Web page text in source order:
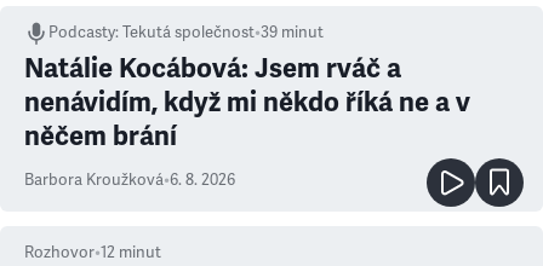
Podcasty:Tekutá společnost•39 minut
Natálie Kocábová: Jsem rváč a
nenávidím, když mi někdo říká ne a v
něčem brání
Barbora Kroužková•6. 8. 2026
Rozhovor•12 minut